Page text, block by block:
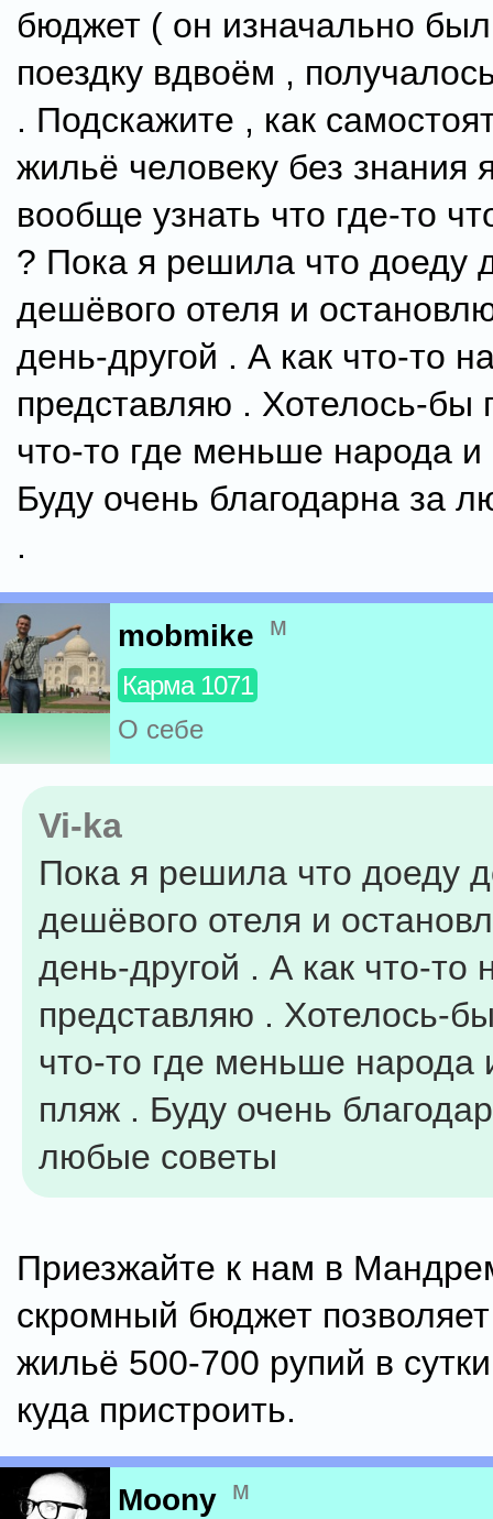
бюджет ( он изначально
поездку вдвоём ,
. Подскажите , как
жильё человеку без знания
вообще узнать что где-то
? Пока я решила что доеду
дешёвого отеля и
день-другой . А как что-то
представляю . Хотелось-бы
что-то где меньше народа
Буду очень благодарна за
.
mobmike м
Карма 1071
О себе
Vi-ka
Пока я решила что доеду
дешёвого отеля и
день-другой . А как что-то
представляю . Хотелось-
что-то где меньше народа
пляж . Буду очень
любые советы
Приезжайте к нам в
скромный бюджет
жильё 500-700 рупий в
куда пристроить.
Moony м